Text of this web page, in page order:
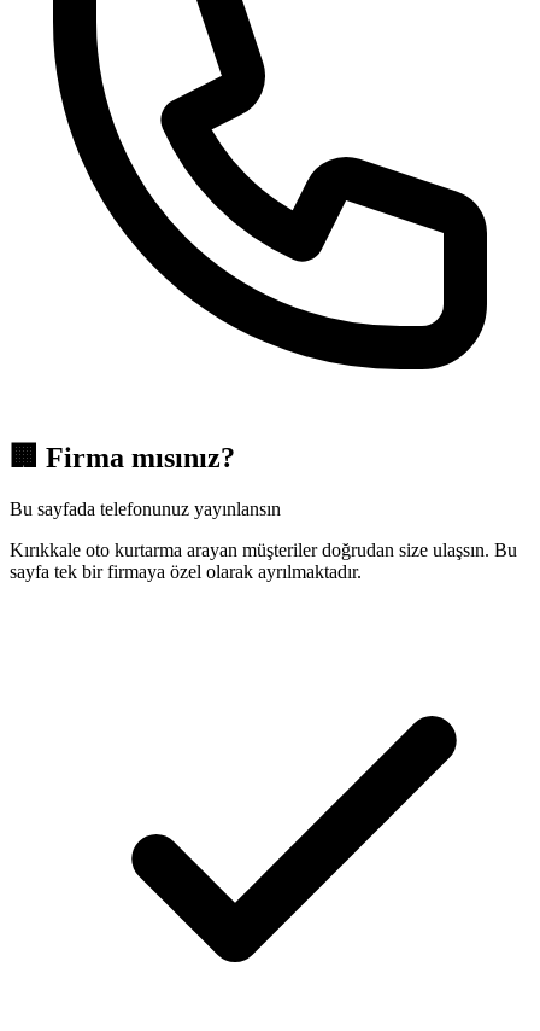
🏢 Firma mısınız?
Bu sayfada telefonunuz yayınlansın
Kırıkkale oto kurtarma arayan müşteriler doğrudan size ulaşsın. Bu
sayfa tek bir firmaya özel olarak ayrılmaktadır.